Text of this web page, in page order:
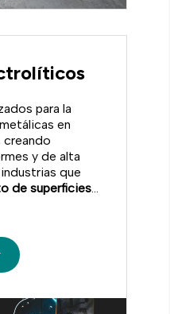
para la
en
y de alta
que
de superficies